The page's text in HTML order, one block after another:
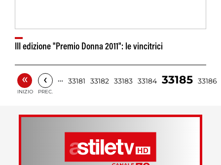
III edizione "Premio Donna 2011": le vincitrici
«
INIZIO
‹
PREC.
… 33181 33182 33183 33184 33185 33186